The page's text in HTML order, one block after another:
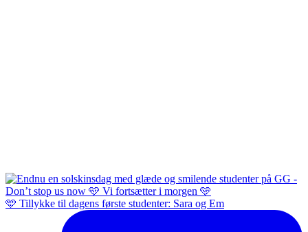
🩵 Tillykke til dagens første studenter: Sara og Em